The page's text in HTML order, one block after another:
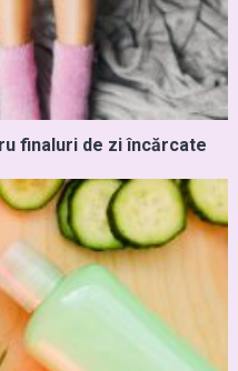
finaluri de zi încărcate